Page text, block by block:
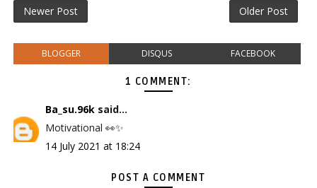
Newer Post Older Post
BLOGGER DISQUS FACEBOOK
1 COMMENT:
Ba_su.96ksaid...
Motivational 👀✨
14 July 2021 at 18:24
POST A COMMENT